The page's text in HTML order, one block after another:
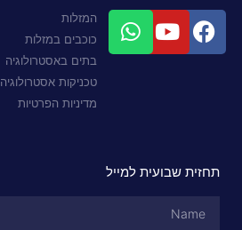
המזלות
כוכבים במזלות
בתים באסטרולוגיה
טכניקות אסטרולוגיה
מדיניות הפרטיות
תחזית שבועית למייל